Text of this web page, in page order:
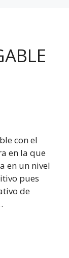
con el
en la que
en un nivel
pues
de